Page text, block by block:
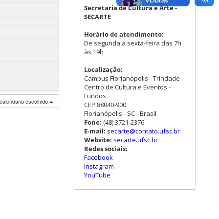
escolhido
Secretaria de Cultura e Arte -
SECARTE
Horário de atendimento:
De segunda a sexta-feira das 7h
às 19h
Localização:
Campus Florianópolis - Trindade
Centro de Cultura e Eventos -
Fundos
CEP 88040-900
Florianópolis - SC - Brasil
Fone: (48) 3721-2376
E-mail: secarte@contato.ufsc.br
Website: secarte.ufsc.br
Redes sociais:
Facebook
Instagram
YouTube